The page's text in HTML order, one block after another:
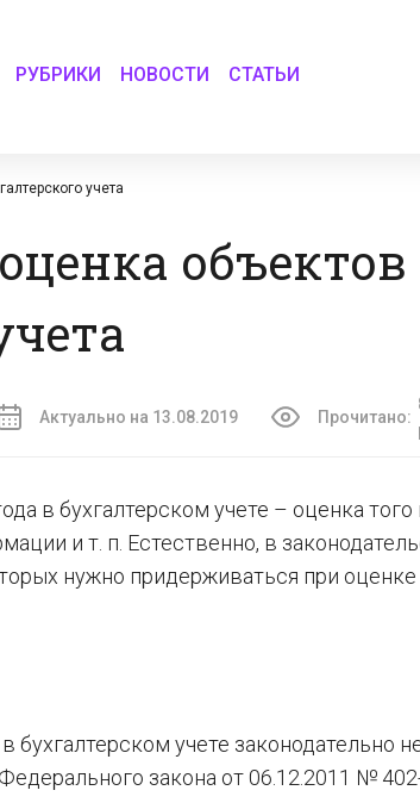
РУБРИКИ НОВОСТИ СТАТЬИ
учета
объектов
Актуально на 13.08.2019 Прочитано:
в бухгалтерском учете – оценка того
и т. п. Естественно, в
нужно придерживаться при оценке
учете законодательно
закона от 06.12.2011 №